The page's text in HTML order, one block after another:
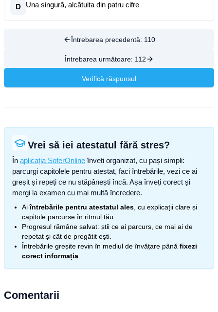
D Una singură, alcătuita din patru cifre
Întrebarea precedentă: 110
Întrebarea următoare: 112
Verifică răspunsul
Vrei să iei atestatul fără stres?
În aplicația SoferOnline înveți organizat, cu pași simpli:
parcurgi capitolele pentru atestat, faci întrebările, vezi ce ai
greșit și repeți ce nu stăpânești încă. Așa înveți corect și
mergi la examen cu mai multă încredere.
Aiîntrebările pentru atestatul ales , cu explicații clare și
capitole parcurse în ritmul tău.
Progresul rămâne salvat: știi ce ai parcurs, ce mai ai de
repetat și cât de pregătit ești.
Întrebările greșite revin în mediul de învățare până fixezi
corect informația
Comentarii